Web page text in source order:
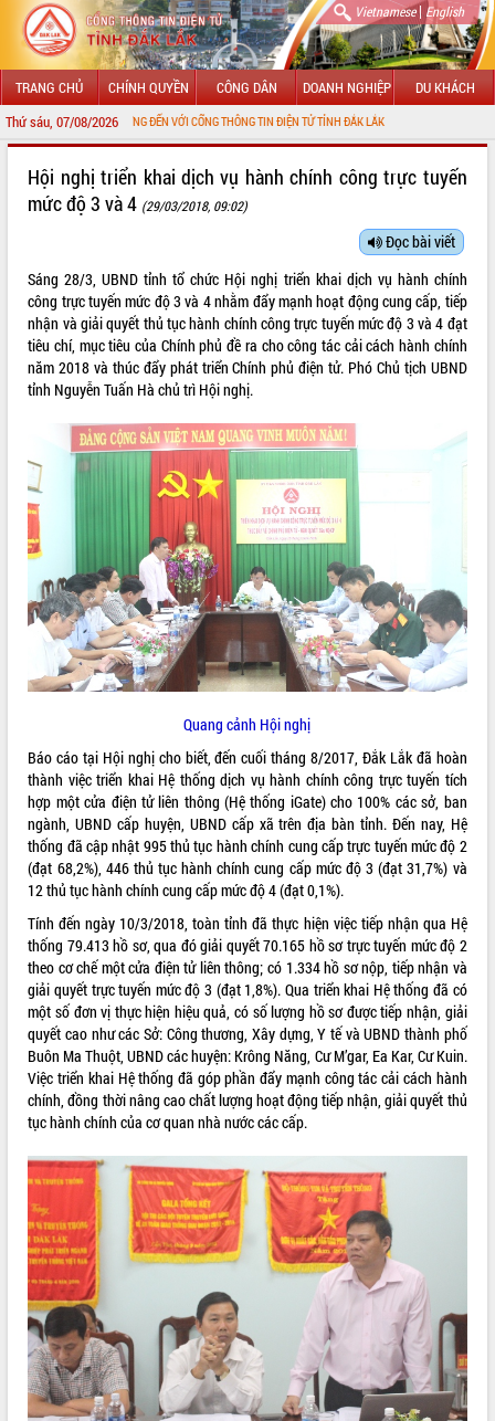
Vietnamese| English
TRANG CHỦ CHÍNH QUYỀN CÔNG DÂN DOANH NGHIỆP DU KHÁCH
Thứ sáu, 07/08/2026
CHÀO MỪNG ĐẾN VỚI CỔNG THÔNG TIN ĐIỆN TỬ TỈNH ĐẮK LẮK
LÃNH ĐẠO UBND TỈNH
SỞ, BAN, NGÀNH
UBND CÁC XÃ, PHƯỜNG
THÔNG TIN CHỈ ĐẠO ĐIỀU HÀNH
HỆ THỐNG VĂN BẢN
VĂN BẢN HĐND TỈNH
ĐIỂM TIN VĂN BẢN
QUY HOẠCH - KẾ HOẠCH
VIDEO
Không có file video nào để phát.
ALBUM ẢNH
LIÊN KẾT WEB
Hội nghị triển khai dịch vụ hành chính công trực tuyến
mức độ 3 và 4 (29/03/2018, 09:02)
Đọc bài viết
Sáng 28/3, UBND tỉnh tổ chức Hội nghị triển khai dịch vụ hành chính
công trực tuyến mức độ 3 và 4 nhằm đẩy mạnh hoạt động cung cấp, tiếp
nhận và giải quyết thủ tục hành chính công trực tuyến mức độ 3 và 4 đạt
tiêu chí, mục tiêu của Chính phủ đề ra cho công tác cải cách hành chính
năm 2018 và thúc đẩy phát triển Chính phủ điện tử. Phó Chủ tịch UBND
tỉnh Nguyễn Tuấn Hà chủ trì Hội nghị.
Quang cảnh Hội nghị
Báo cáo tại Hội nghị cho biết, đến cuối tháng 8/2017, Đắk Lắk đã hoàn
thành việc triển khai Hệ thống dịch vụ hành chính công trực tuyến tích
hợp một cửa điện tử liên thông (Hệ thống iGate) cho 100% các sở, ban
ngành, UBND cấp huyện, UBND cấp xã trên địa bàn tỉnh. Đến nay, Hệ
thống đã cập nhật 995 thủ tục hành chính cung cấp trực tuyến mức độ 2
(đạt 68,2%), 446 thủ tục hành chính cung cấp mức độ 3 (đạt 31,7%) và
12 thủ tục hành chính cung cấp mức độ 4 (đạt 0,1%).
Tính đến ngày 10/3/2018, toàn tỉnh đã thực hiện việc tiếp nhận qua Hệ
thống 79.413 hồ sơ, qua đó giải quyết 70.165 hồ sơ trực tuyến mức độ 2
theo cơ chế một cửa điện tử liên thông; có 1.334 hồ sơ nộp, tiếp nhận và
giải quyết trực tuyến mức độ 3 (đạt 1,8%). Qua triển khai Hệ thống đã có
một số đơn vị thực hiện hiệu quả, có số lượng hồ sơ được tiếp nhận, giải
quyết cao như các Sở: Công thương, Xây dựng, Y tế và UBND thành phố
Buôn Ma Thuột, UBND các huyện: Krông Năng, Cư M’gar, Ea Kar, Cư Kuin.
Việc triển khai Hệ thống đã góp phần đẩy mạnh công tác cải cách hành
chính, đồng thời nâng cao chất lượng hoạt động tiếp nhận, giải quyết thủ
tục hành chính của cơ quan nhà nước các cấp.